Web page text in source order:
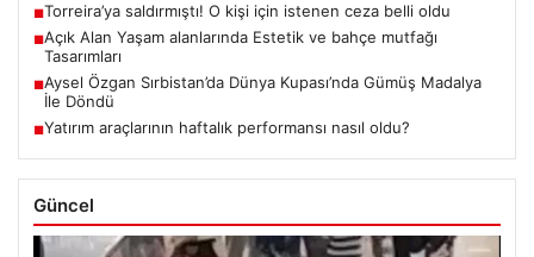
■Torreira’ya saldırmıştı! O kişi için istenen ceza belli oldu
■Açık Alan Yaşam alanlarında Estetik ve bahçe mutfağı
Tasarımları
■Aysel Özgan Sırbistan’da Dünya Kupası’nda Gümüş Madalya
İle Döndü
■Yatırım araçlarının haftalık performansı nasıl oldu?
Güncel